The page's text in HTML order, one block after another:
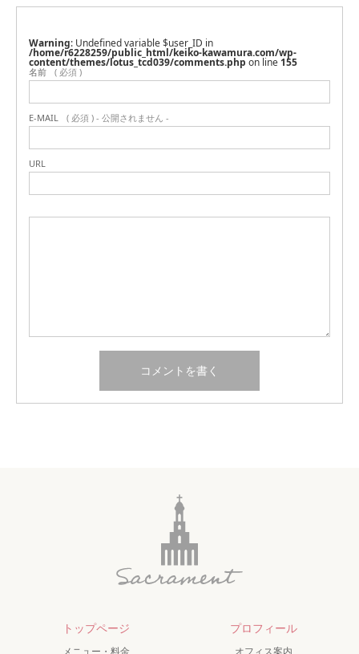
Warning : Undefined variable $user_ID in
/home/r6228259/public_html/keiko-kawamura.com/wp-
content/themes/lotus_tcd039/comments.php on line 155
名前 ( 必須 )
E-MAIL ( 必須 ) - 公開されません -
URL
トップページ プロフィール